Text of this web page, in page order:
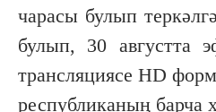
чарасы булып
булып, 30 августта
трансляциясе НD
республиканың барча